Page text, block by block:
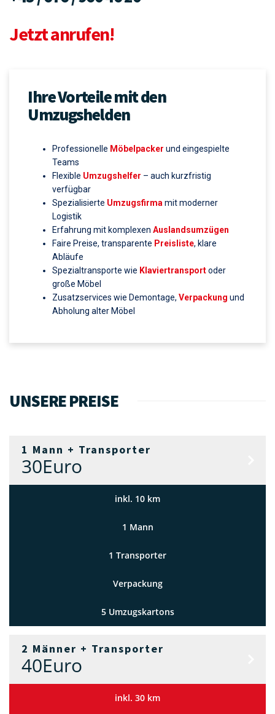
+43 / 676 / 960 46 20
Ihre Vorteile mit den
Umzugshelden
Professionelle
Teams
FlexibleUmzugshelfer
verfügbar
Spezialisierte
Logistik
Erfahrung mit komplexen Auslandsumzügen
Faire Preise, transparente
Abläufe
Spezialtransporte wie
große Möbel
Zusatzservices wie Demontage,
1 Mann + Transporter
30Euro
5 Umzugskartons
2 Männer + Transporter
40Euro